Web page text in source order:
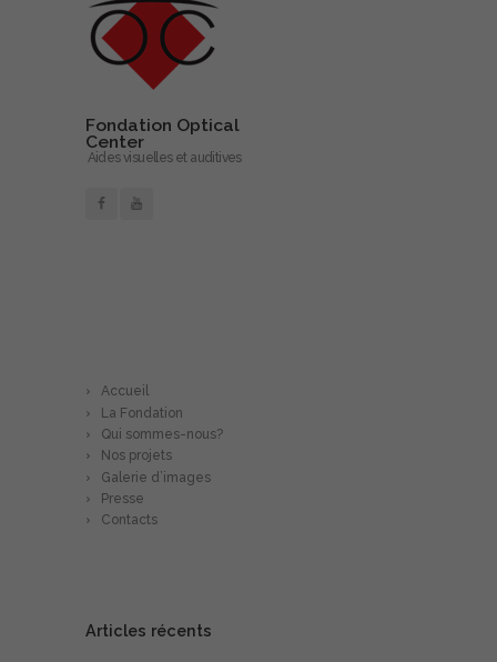
Fondation Optical
Center
Aides visuelles et auditives
Accueil
La Fondation
Qui sommes-nous?
Nos projets
Galerie d’images
Presse
Contacts
Articles récents